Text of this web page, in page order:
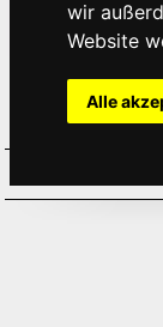
wir
Website
Alle